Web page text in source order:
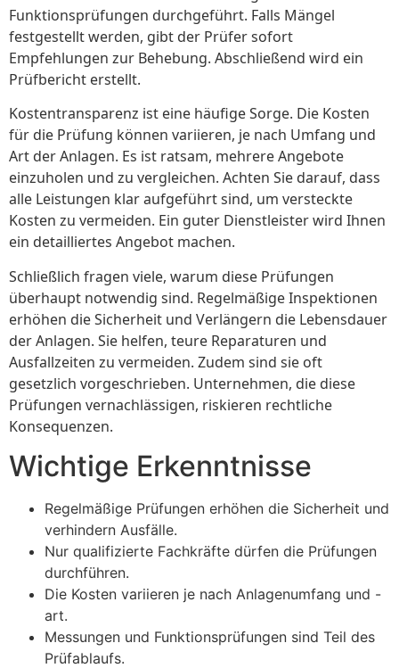
Funktionsprüfungen durchgeführt. Falls Mängel
festgestellt werden, gibt der Prüfer sofort
Empfehlungen zur Behebung. Abschließend wird ein
Prüfbericht erstellt.
Kostentransparenz ist eine häufige Sorge. Die Kosten
für die Prüfung können variieren, je nach Umfang und
Art der Anlagen. Es ist ratsam, mehrere Angebote
einzuholen und zu vergleichen. Achten Sie darauf, dass
alle Leistungen klar aufgeführt sind, um versteckte
Kosten zu vermeiden. Ein guter Dienstleister wird Ihnen
ein detailliertes Angebot machen.
Schließlich fragen viele, warum diese Prüfungen
überhaupt notwendig sind. Regelmäßige Inspektionen
erhöhen die Sicherheit und Verlängern die Lebensdauer
der Anlagen. Sie helfen, teure Reparaturen und
Ausfallzeiten zu vermeiden. Zudem sind sie oft
gesetzlich vorgeschrieben. Unternehmen, die diese
Prüfungen vernachlässigen, riskieren rechtliche
Konsequenzen.
Wichtige Erkenntnisse
Regelmäßige Prüfungen erhöhen die Sicherheit und
verhindern Ausfälle.
Nur qualifizierte Fachkräfte dürfen die Prüfungen
durchführen.
Die Kosten variieren je nach Anlagenumfang und -
art.
Messungen und Funktionsprüfungen sind Teil des
Prüfablaufs.